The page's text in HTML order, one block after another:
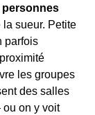
personnes
la sueur. Petite
parfois
les groupes
des salles
on y voit